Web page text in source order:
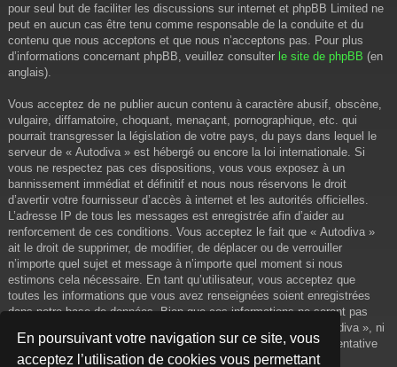
En poursuivant votre navigation sur ce site, vous
acceptez l’utilisation de cookies vous permettant
pour seul but de faciliter les discussions sur internet et phpBB Limited ne
peut en aucun cas être tenu comme responsable de la conduite et du
contenu que nous acceptons et que nous n’acceptons pas. Pour plus
d’informations concernant phpBB, veuillez consulter le site de phpBB (en
anglais).
Vous acceptez de ne publier aucun contenu à caractère abusif, obscène,
vulgaire, diffamatoire, choquant, menaçant, pornographique, etc. qui
pourrait transgresser la législation de votre pays, du pays dans lequel le
serveur de « Autodiva » est hébergé ou encore la loi internationale. Si
vous ne respectez pas ces dispositions, vous vous exposez à un
bannissement immédiat et définitif et nous nous réservons le droit
d’avertir votre fournisseur d’accès à internet et les autorités officielles.
L’adresse IP de tous les messages est enregistrée afin d’aider au
renforcement de ces conditions. Vous acceptez le fait que « Autodiva »
ait le droit de supprimer, de modifier, de déplacer ou de verrouiller
n’importe quel sujet et message à n’importe quel moment si nous
estimons cela nécessaire. En tant qu’utilisateur, vous acceptez que
toutes les informations que vous avez renseignées soient enregistrées
dans notre base de données. Bien que ces informations ne seront pas
diffusées à une tierce partie sans votre consentement, ni « Autodiva », ni
phpBB, ne pourront être tenus comme responsables en cas de tentative
de piratage informatique visant à compromettre vos données.